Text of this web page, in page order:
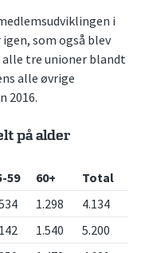
i
som også blev
alle tre unioner blandt
alle øvrige
2016.
på alder
59 60+
Total
1.298
4.134
1.540
5.200